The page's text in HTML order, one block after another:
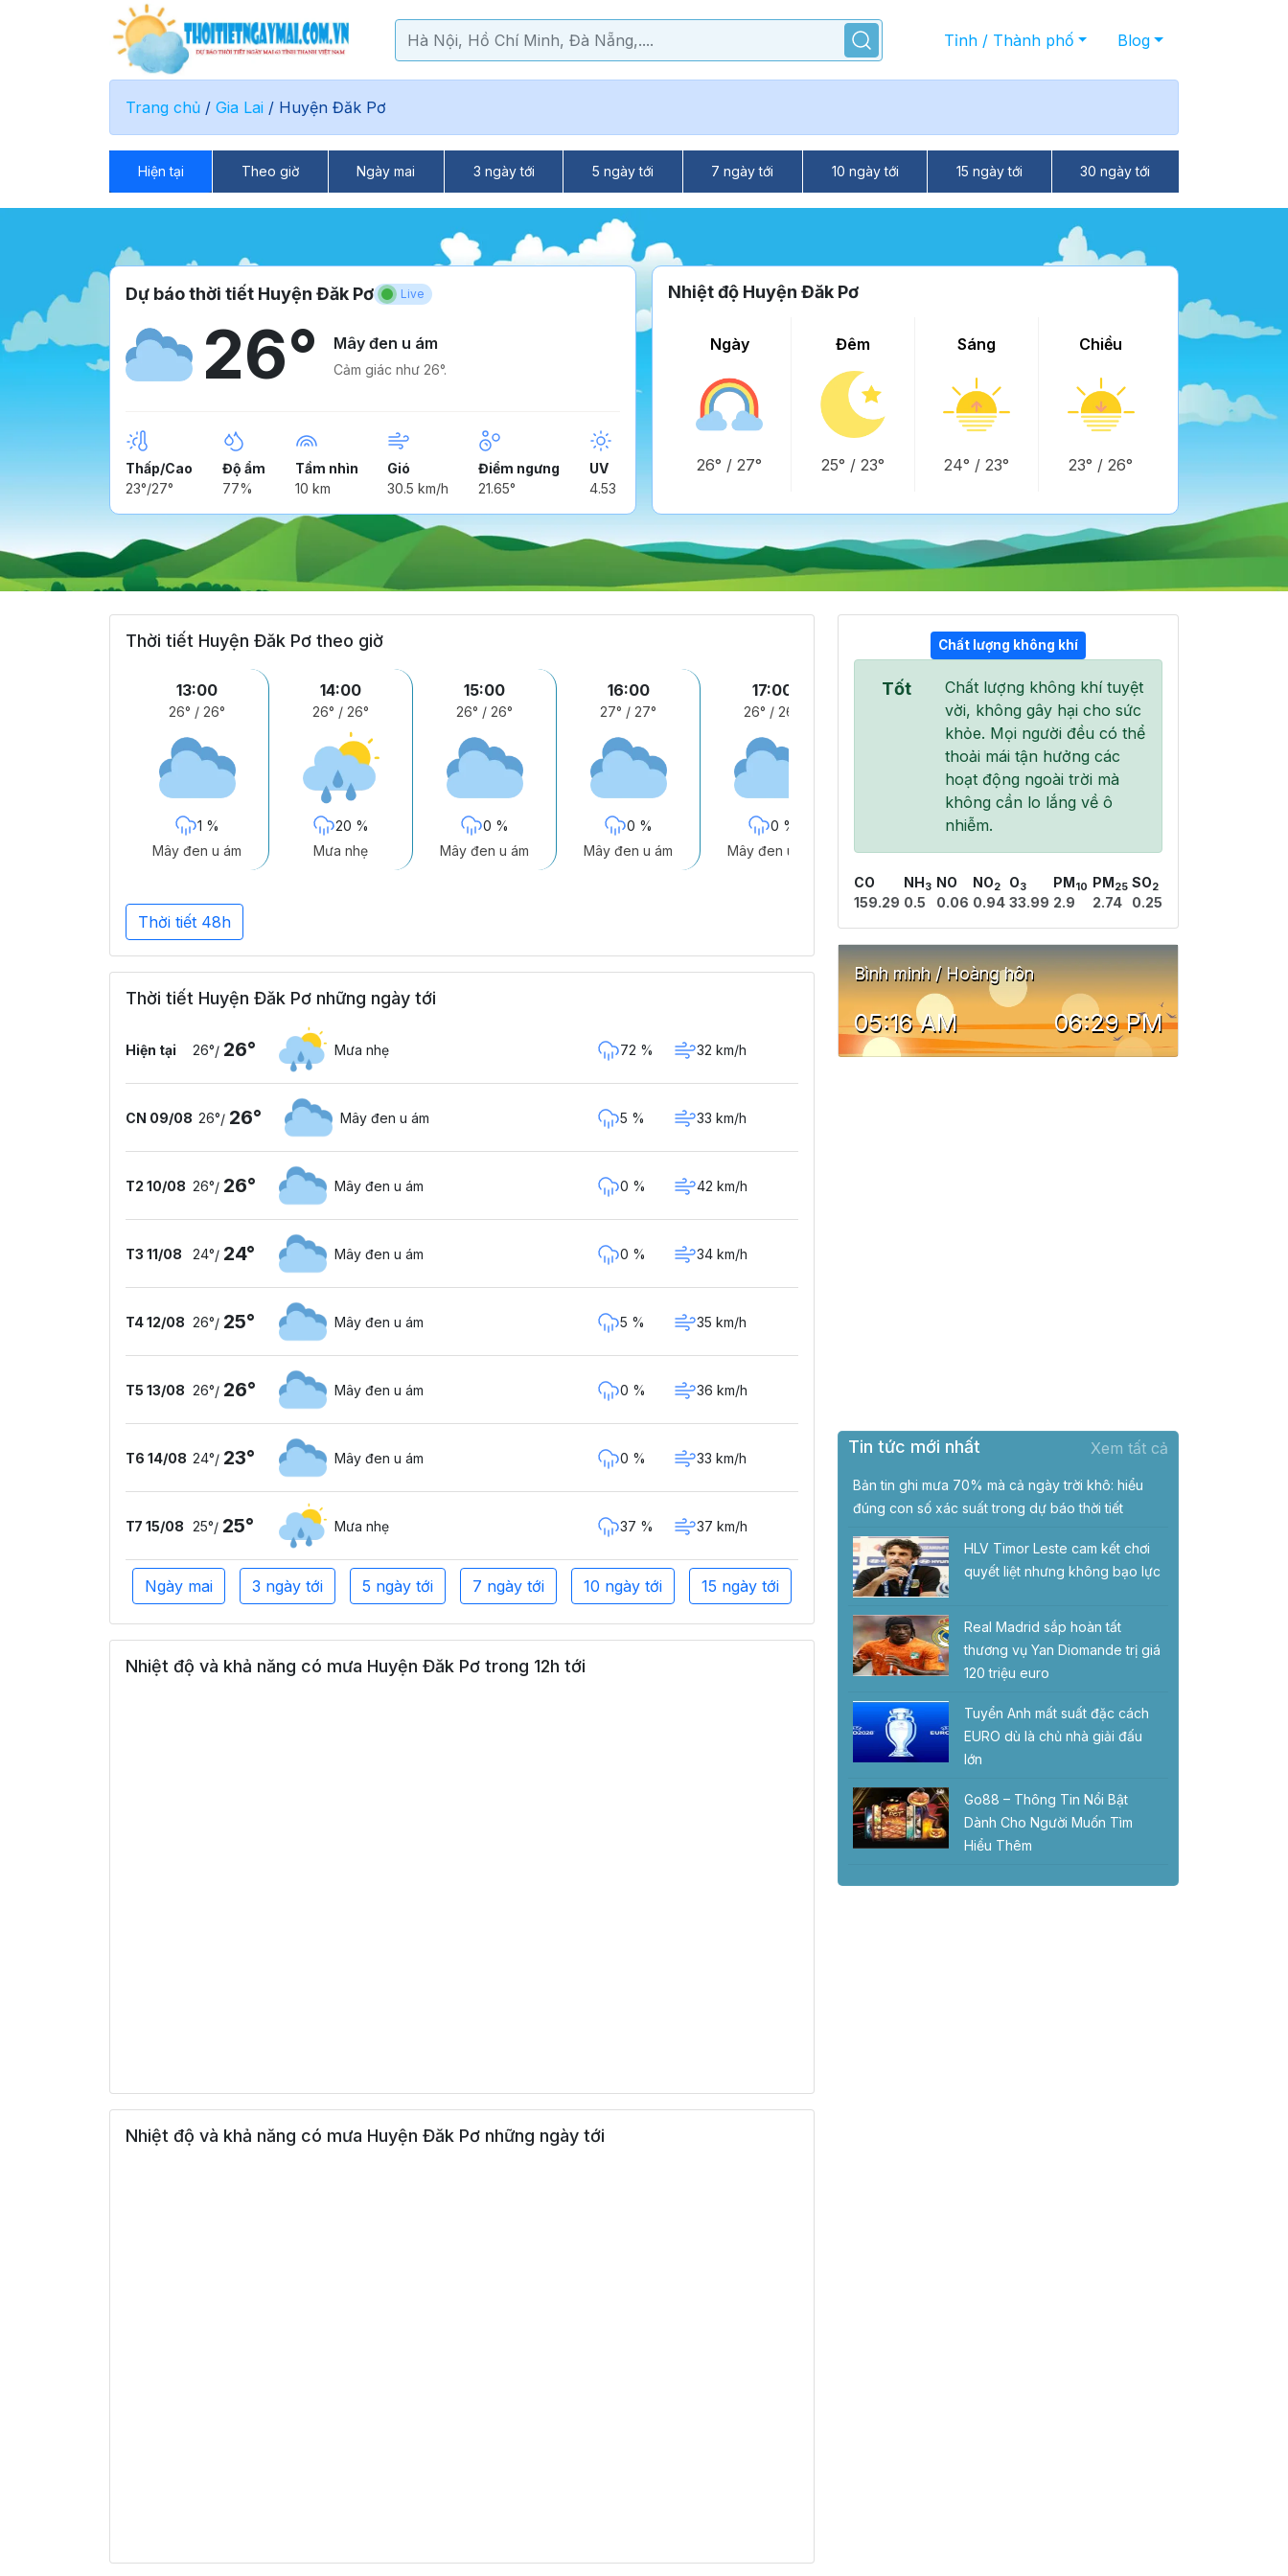
Tỉnh / Thành phố Blog
Trang chủ / Gia Lai / Huyện Đăk Pơ
Hiện tại Theo giờ Ngày mai 3 ngày tới 5 ngày tới 7 ngày tới 10 ngày tới 15 ngày tới 30 ngày tới
Dự báo thời tiết Huyện Đăk Pơ Live
26° Mây đen u ám
Cảm giác như 26°.
Thấp/Cao
23°/27°
Độ ẩm
77%
Tầm nhìn
10 km
Gió
30.5 km/h
Điểm ngưng
21.65°
UV
4.53
Nhiệt độ Huyện Đăk Pơ
Ngày
26° / 27°
Đêm
25° / 23°
Sáng
24° / 23°
Chiều
23° / 26°
Thời tiết Huyện Đăk Pơ theo giờ
13:00
26° / 26°
1 %
Mây đen u ám
14:00
26° / 26°
20 %
Mưa nhẹ
15:00
26° / 26°
0 %
Mây đen u ám
16:00
27° / 27°
0 %
Mây đen u ám
17:00
26° / 26°
0 %
Mây đen u ám
18:00
Mây đen u ám
19:00
25° /26°
Mây đen u ám
Mây đen u ám
Thời tiết 48h
Thời tiết Huyện Đăk Pơ những ngày tới
Hiện tại 26°/ 26° Mưa nhẹ 72 % 32 km/h
CN 09/08 26°/ 26° Mây đen u ám 5 % 33 km/h
T2 10/08 26°/ 26° Mây đen u ám 0 % 42 km/h
T3 11/08 24°/ 24° Mây đen u ám 0 % 34 km/h
T4 12/08 26°/ 25° Mây đen u ám 5 % 35 km/h
T5 13/08 26°/ 26° Mây đen u ám 0 % 36 km/h
T6 14/08 24°/ 23° Mây đen u ám 0 % 33 km/h
T7 15/08 25°/ 25° Mưa nhẹ 37 % 37 km/h
Ngày mai 3 ngày tới 5 ngày tới 7 ngày tới 10 ngày tới 15 ngày tới
Nhiệt độ và khả năng có mưa Huyện Đăk Pơ trong 12h tới
Nhiệt độ và khả năng có mưa Huyện Đăk Pơ những ngày tới
Chất lượng không khí
Tốt
Chất lượng không khí tuyệt
vời, không gây hại cho sức
khỏe. Mọi người đều có thể
thoải mái tận hưởng các
hoạt động ngoài trời mà
không cần lo lắng về ô
nhiễm.
CO
159.29
NH 3
0.5
NO
0.06
NO2
0.94
O3
33.99
PM 10
2.9
PM 25
2.74
SO2
0.25
Bình minh / Hoàng hôn
05:16 AM 06:29 PM
Tin tức mới nhất Xem tất cả
Bản tin ghi mưa 70% mà cả ngày trời khô: hiểu
đúng con số xác suất trong dự báo thời tiết
HLV Timor Leste cam kết chơi
quyết liệt nhưng không bạo lực
Real Madrid sắp hoàn tất
thương vụ Yan Diomande trị giá
120 triệu euro
Tuyển Anh mất suất đặc cách
EURO dù là chủ nhà giải đấu
lớn
Go88 – Thông Tin Nổi Bật
Dành Cho Người Muốn Tìm
Hiểu Thêm